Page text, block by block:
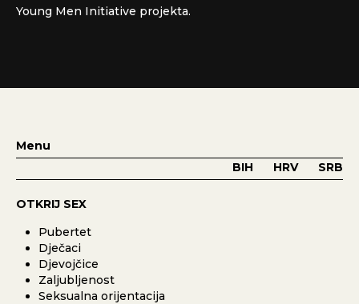
Young Men Initiative projekta.
Menu
BIH
HRV SRB
OTKRIJ SEX
Pubertet
Dječaci
Djevojčice
Zaljubljenost
Seksualna orijentacija